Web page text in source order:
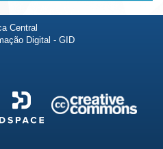
Central
Digital - GID